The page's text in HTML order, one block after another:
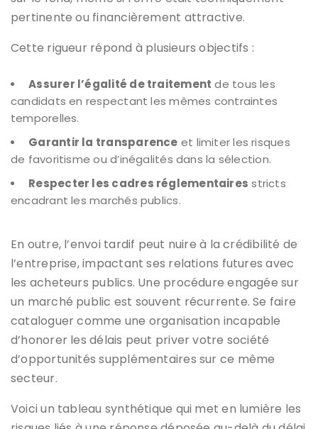
pertinente ou financièrement attractive.
Cette rigueur répond à plusieurs objectifs :
Assurer l’égalité de traitement de tous les
candidats en respectant les mêmes contraintes
temporelles.
Garantir la transparence et limiter les risques
de favoritisme ou d’inégalités dans la sélection.
Respecter les cadres réglementaires stricts
encadrant les marchés publics.
En outre, l’envoi tardif peut nuire à la crédibilité de
l’entreprise, impactant ses relations futures avec
les acheteurs publics. Une procédure engagée sur
un marché public est souvent récurrente. Se faire
cataloguer comme une organisation incapable
d’honorer les délais peut priver votre société
d’opportunités supplémentaires sur ce même
secteur.
Voici un tableau synthétique qui met en lumière les